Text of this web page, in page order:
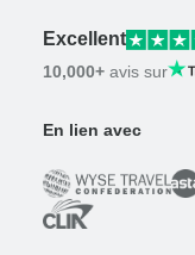
Excellent
10,000+ avis sur
En lien avec